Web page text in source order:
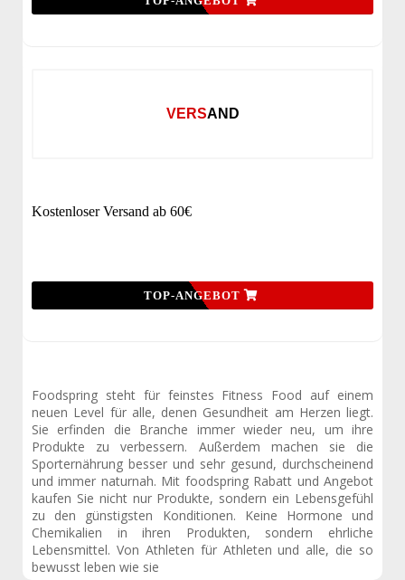
VERSAND
Kostenloser Versand ab 60€
TOP-ANGEBOT
Foodspring steht für feinstes Fitness Food auf einem
neuen Level für alle, denen Gesundheit am Herzen liegt.
Sie erfinden die Branche immer wieder neu, um ihre
Produkte zu verbessern. Außerdem machen sie die
Sporternährung besser und sehr gesund, durchscheinend
und immer naturnah. Mit foodspring Rabatt und Angebot
kaufen Sie nicht nur Produkte, sondern ein Lebensgefühl
zu den günstigsten Konditionen. Keine Hormone und
Chemikalien in ihren Produkten, sondern ehrliche
Lebensmittel. Von Athleten für Athleten und alle, die so
bewusst leben wie sie